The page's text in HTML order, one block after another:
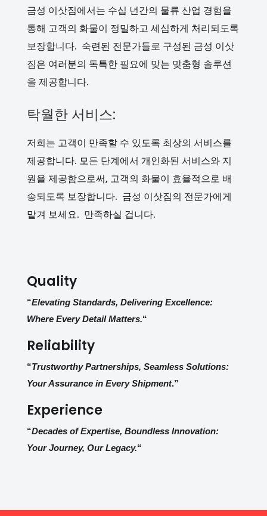
금성 이삿짐에서는 수십 년간의 물류 산업 경험을
통해 고객의 화물이 정밀하고 세심하게 처리되도록
보장합니다. 숙련된 전문가들로 구성된 금성 이삿
짐은 여러분의 독특한 필요에 맞는 맞춤형 솔루션
을 제공합니다.
탁월한 서비스:
저희는 고객이 만족할 수 있도록 최상의 서비스를
제공합니다. 모든 단계에서 개인화된 서비스와 지
원을 제공함으로써, 고객의 화물이 효율적으로 배
송되도록 보장합니다. 금성 이삿짐의 전문가에게
맡겨 보세요. 만족하실 겁니다.
Quality
“Elevating Standards, Delivering Excellence:
Where Every Detail Matters.“
Reliability
“Trustworthy Partnerships, Seamless Solutions:
Your Assurance in Every Shipment.”
Experience
“Decades of Expertise, Boundless Innovation:
Your Journey, Our Legacy.“